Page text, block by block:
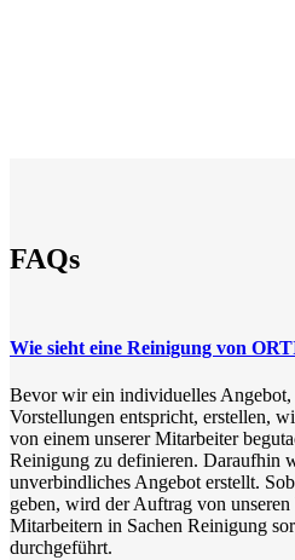
FAQs
Wie sieht eine Reinigung von
Bevor wir ein individuelles
Vorstellungen entspricht, erstellen,
von einem unserer Mitarbeiter
Reinigung zu definieren. Daraufhin
unverbindliches Angebot erstellt.
geben, wird der Auftrag von unseren
Mitarbeitern in Sachen Reinigung
durchgeführt.